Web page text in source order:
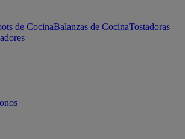
de CocinaBalanzas de CocinaTostadoras